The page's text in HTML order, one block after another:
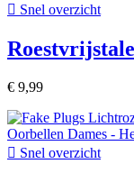
 Snel overzicht
€ 9,99
 Snel overzicht